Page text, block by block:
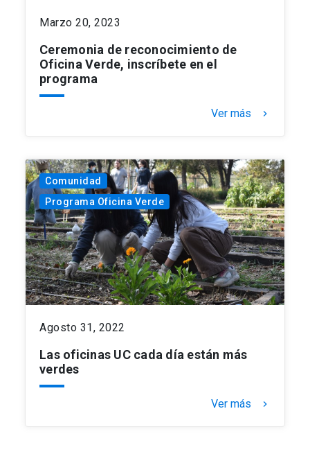
Marzo 20, 2023
Ceremonia de reconocimiento de
Oficina Verde, inscríbete en el
programa
Ver más keyboard_arrow_right
Comunidad
Programa Oficina Verde
Agosto 31, 2022
Las oficinas UC cada día están más
verdes
Ver más keyboard_arrow_right